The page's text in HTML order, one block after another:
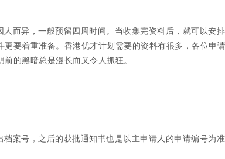
人而异，一般预留四周时间。当收集完资料后，就可以安
更要着重准备。香港优才计划需要的资料有很多，各位申
的黑暗总是漫长而又令人抓狂。
案号，之后的获批通知书也是以主申请人的申请编号为准